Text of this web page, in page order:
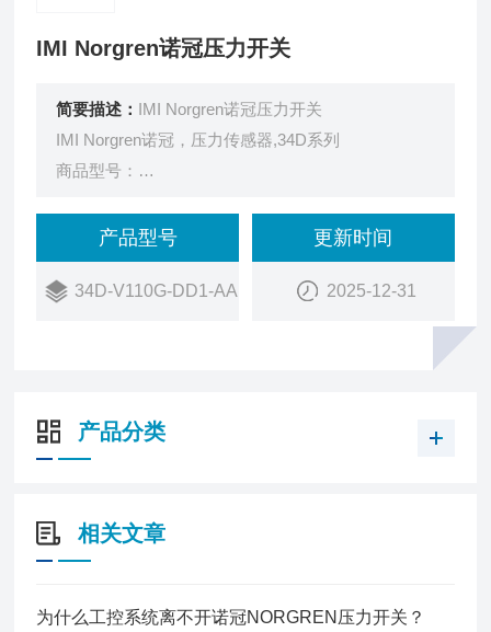
IMI Norgren诺冠压力开关
简要描述： IMI Norgren诺冠压力开关
IMI Norgren诺冠，压力传感器,34D系列
商品型号：
订货号：
67ZZ1004
销量：
产品型号
34D-V110G-DD1-AA
更新时间
2025-12-31
产品分类
相关文章
为什么工控系统离不开诺冠NORGREN压力开关？